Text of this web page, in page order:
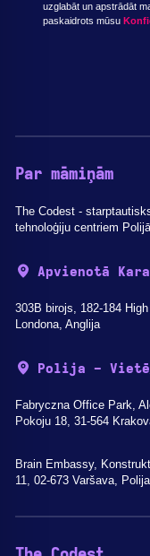
uzglabāt un apstrādāt
paskaidrots mūsu
Par māmiņām
The Codest -
tehnoloģiju centriem
Apvienotā
303B birojs, 182-184
Londona, Anglija
Polija -
Fabryczna Office Park,
Pokoju 18, 31-564
Brain Embassy,
11, 02-673 Varšava, Polija